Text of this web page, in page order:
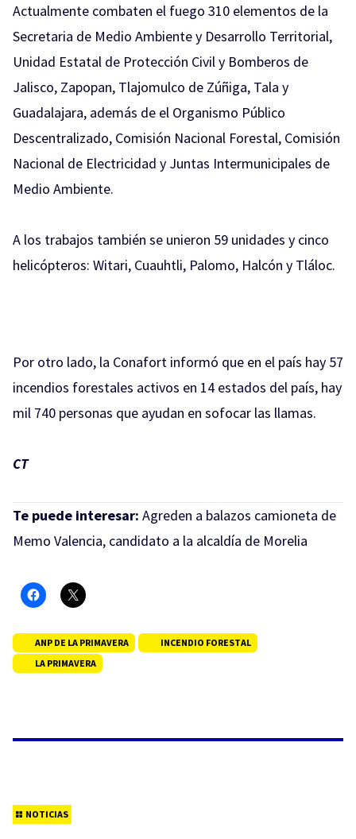
Actualmente combaten el fuego 310 elementos de la
Secretaria de Medio Ambiente y Desarrollo Territorial,
Unidad Estatal de Protección Civil y Bomberos de
Jalisco, Zapopan, Tlajomulco de Zúñiga, Tala y
Guadalajara, además de el Organismo Público
Descentralizado, Comisión Nacional Forestal, Comisión
Nacional de Electricidad y Juntas Intermunicipales de
Medio Ambiente.
A los trabajos también se unieron 59 unidades y cinco
helicópteros: Witari, Cuauhtli, Palomo, Halcón y Tláloc.
Por otro lado, la Conafort informó que en el país hay 57
incendios forestales activos en 14 estados del país, hay
mil 740 personas que ayudan en sofocar las llamas.
CT
Te puede interesar: Agreden a balazos camioneta de
Memo Valencia, candidato a la alcaldía de Morelia
ANP DE LA PRIMAVERA
INCENDIO FORESTAL
LA PRIMAVERA
NOTICIAS